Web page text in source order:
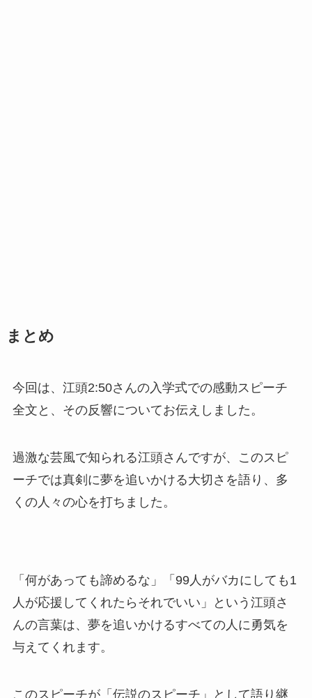
まとめ
今回は、江頭2:50さんの入学式での感動スピーチ
全文と、その反響についてお伝えしました。
過激な芸風で知られる江頭さんですが、このスピ
ーチでは真剣に夢を追いかける大切さを語り、多
くの人々の心を打ちました。
「何があっても諦めるな」「99人がバカにしても1
人が応援してくれたらそれでいい」という江頭さ
んの言葉は、夢を追いかけるすべての人に勇気を
与えてくれます。
このスピーチが「伝説のスピーチ」として語り継